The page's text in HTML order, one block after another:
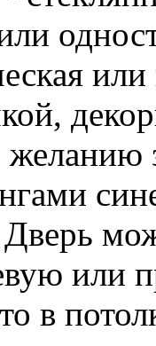
или
в